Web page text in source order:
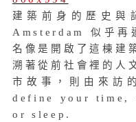
建築前身的歷史
Amsterdam 似乎再
名像是開啟了這棟建
溯著從前社會裡的人
市故事，則由來訪
define your time,
or sleep.